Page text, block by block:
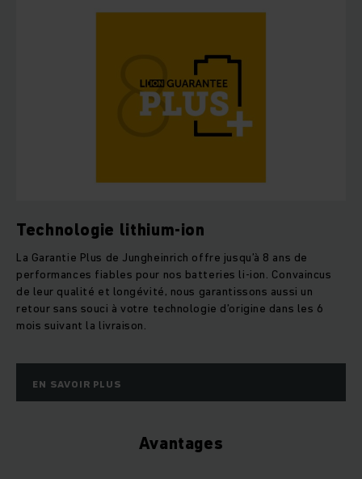
Technologie lithium-ion
La Garantie Plus de Jungheinrich offre jusqu’à 8 ans de
performances fiables pour nos batteries li-ion. Convaincus
de leur qualité et longévité, nous garantissons aussi un
retour sans souci à votre technologie d’origine dans les 6
mois suivant la livraison.
EN SAVOIR PLUS
Avantages